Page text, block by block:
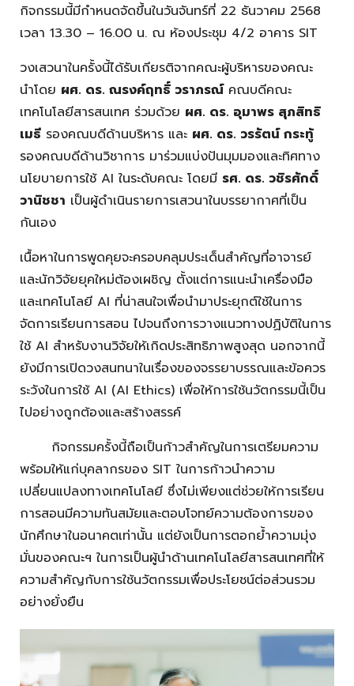
กิจกรรมนี้มีกำหนดจัดขึ้นในวันจันทร์ที่ 22 ธันวาคม 2568
เวลา 13.30 – 16.00 น. ณ ห้องประชุม 4/2 อาคาร SIT
วงเสวนาในครั้งนี้ได้รับเกียรติจากคณะผู้บริหารของคณะ
นำโดย ผศ. ดร. ณรงค์ฤทธิ์ วราภรณ์คณบดีคณะ
เทคโนโลยีสารสนเทศ ร่วมด้วย ผศ. ดร. อุมาพร สุภสิทธิ
เมธี รองคณบดีด้านบริหาร และ ผศ. ดร. วรรัตน์ กระทู้
รองคณบดีด้านวิชาการ มาร่วมแบ่งปันมุมมองและทิศทาง
นโยบายการใช้ AI ในระดับคณะ โดยมี รศ. ดร. วชิรศักดิ์
วานิชชา เป็นผู้ดำเนินรายการเสวนาในบรรยากาศที่เป็น
กันเอง
เนื้อหาในการพูดคุยจะครอบคลุมประเด็นสำคัญที่อาจารย์
และนักวิจัยยุคใหม่ต้องเผชิญ ตั้งแต่การแนะนำเครื่องมือ
และเทคโนโลยี AI ที่น่าสนใจเพื่อนำมาประยุกต์ใช้ในการ
จัดการเรียนการสอน ไปจนถึงการวางแนวทางปฏิบัติในการ
ใช้ AI สำหรับงานวิจัยให้เกิดประสิทธิภาพสูงสุด นอกจากนี้
ยังมีการเปิดวงสนทนาในเรื่องของจรรยาบรรณและข้อควร
ระวังในการใช้ AI (AI Ethics) เพื่อให้การใช้นวัตกรรมนี้เป็น
ไปอย่างถูกต้องและสร้างสรรค์
กิจกรรมครั้งนี้ถือเป็นก้าวสำคัญในการเตรียมความ
พร้อมให้แก่บุคลากรของ SIT ในการก้าวนำความ
เปลี่ยนแปลงทางเทคโนโลยี ซึ่งไม่เพียงแต่ช่วยให้การเรียน
การสอนมีความทันสมัยและตอบโจทย์ความต้องการของ
นักศึกษาในอนาคตเท่านั้น แต่ยังเป็นการตอกย้ำความมุ่ง
มั่นของคณะฯ ในการเป็นผู้นำด้านเทคโนโลยีสารสนเทศที่ให้
ความสำคัญกับการใช้นวัตกรรมเพื่อประโยชน์ต่อส่วนรวม
อย่างยั่งยืน